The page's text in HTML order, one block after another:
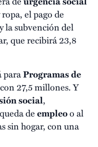
el pago de
la subvención del
que recibirá 23,8
paraProgramas de
27,5 millones. Y
social,
deempleoo al
sin hogar, con una